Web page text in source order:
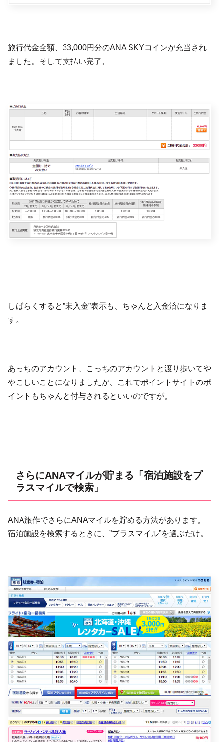
旅行代金全額、33,000円分のANA SKYコインが充当され
ました。そして支払い完了。
しばらくすると”未入金”表示も、ちゃんと入金済になりま
す。
あっちのアカウント、こっちのアカウントと渡り歩いてや
やこしいことになりましたが、これでポイントサイトのポ
イントもちゃんと付与されるといいのですが。
さらにANAマイルが貯まる「宿泊施設をプ
ラスマイルで検索」
ANA旅作でさらにANAマイルを貯める方法があります。
宿泊施設を検索するときに、”プラスマイル”を選ぶだけ。